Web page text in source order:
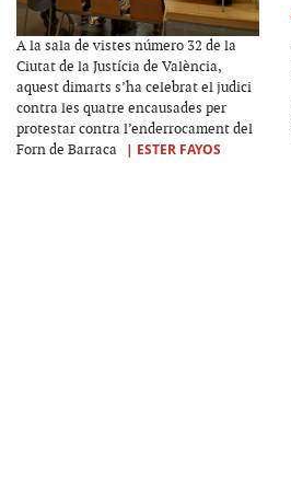
A la sala de vistes número 32 de la
Ciutat de la Justícia de València,
aquest dimarts s’ha celebrat el judici
contra les quatre encausades per
protestar contra l’enderrocament del
Forn de Barraca
| ESTER FAYOS